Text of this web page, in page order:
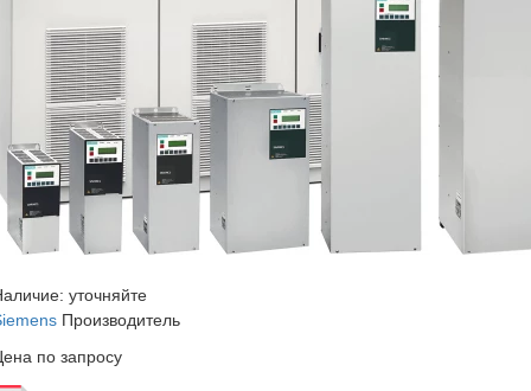
уточняйте
Производитель
по запросу